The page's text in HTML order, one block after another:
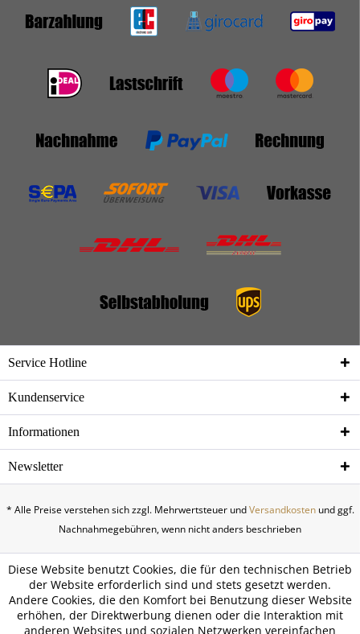
Service Hotline
Kundenservice
Informationen
Newsletter
* Alle Preise verstehen sich zzgl. Mehrwertsteuer undVersandkostenund ggf.
Nachnahmegebühren, wenn nicht anders beschrieben
Diese Website benutzt Cookies, die für den technischen Betrieb
der Website erforderlich sind und stets gesetzt werden.
Andere Cookies, die den Komfort bei Benutzung dieser Website
erhöhen, der Direktwerbung dienen oder die Interaktion mit
anderen Websites und sozialen Netzwerken vereinfachen